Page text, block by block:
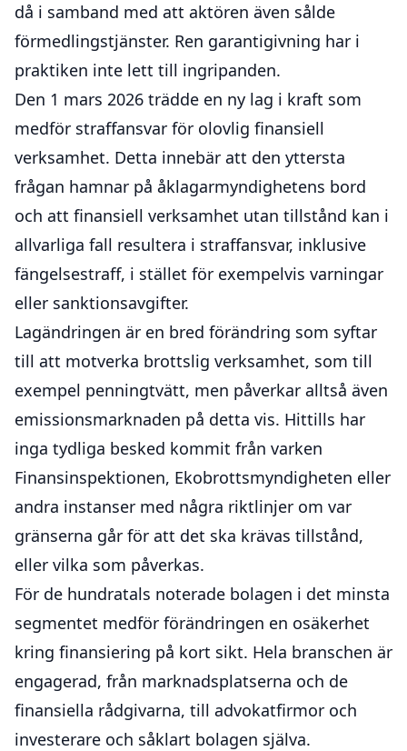
då i samband med att aktören även sålde
förmedlingstjänster. Ren garantigivning har i
praktiken inte lett till ingripanden.
Den 1 mars 2026 trädde en ny lag i kraft som
medför straffansvar för olovlig finansiell
verksamhet. Detta innebär att den yttersta
frågan hamnar på åklagarmyndighetens bord
och att finansiell verksamhet utan tillstånd kan i
allvarliga fall resultera i straffansvar, inklusive
fängelsestraff, i stället för exempelvis varningar
eller sanktionsavgifter.
Lagändringen är en bred förändring som syftar
till att motverka brottslig verksamhet, som till
exempel penningtvätt, men påverkar alltså även
emissionsmarknaden på detta vis. Hittills har
inga tydliga besked kommit från varken
Finansinspektionen, Ekobrottsmyndigheten eller
andra instanser med några riktlinjer om var
gränserna går för att det ska krävas tillstånd,
eller vilka som påverkas.
För de hundratals noterade bolagen i det minsta
segmentet medför förändringen en osäkerhet
kring finansiering på kort sikt. Hela branschen är
engagerad, från marknadsplatserna och de
finansiella rådgivarna, till advokatfirmor och
investerare och såklart bolagen själva.